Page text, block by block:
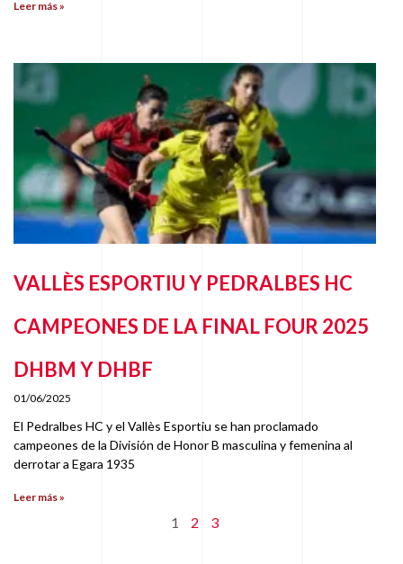
Leer más »
VALLÈS ESPORTIU Y PEDRALBES HC
CAMPEONES DE LA FINAL FOUR 2025
DHBM Y DHBF
01/06/2025
El Pedralbes HC y el Vallès Esportiu se han proclamado
campeones de la División de Honor B masculina y femenina al
derrotar a Egara 1935
Leer más »
1 2 3